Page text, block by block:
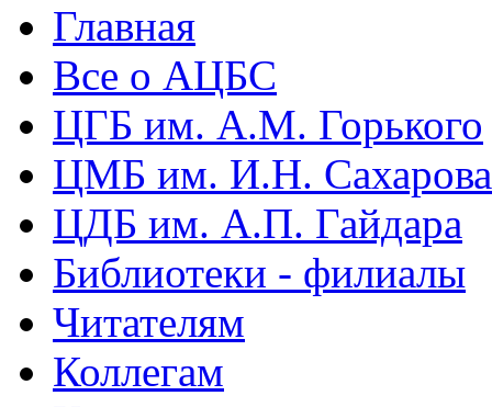
Главная
Все о АЦБС
ЦГБ им. А.М. Горького
ЦМБ им. И.Н. Сахарова
ЦДБ им. А.П. Гайдара
Библиотеки - филиалы
Читателям
Коллегам